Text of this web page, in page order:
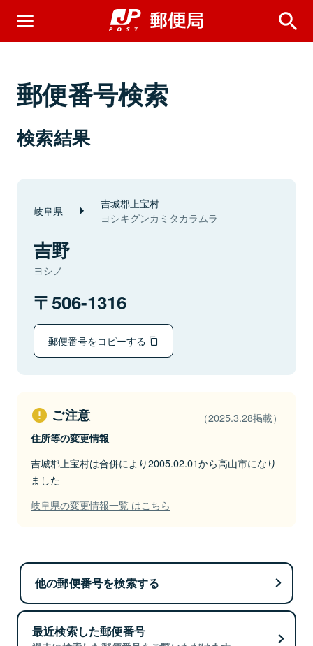
郵便番号検索
検索結果
岐阜県 吉城郡上宝村
ヨシキグンカミタカラムラ
吉野
ヨシノ
506-1316
郵便番号をコピーする
ご注意 （2025.3.28掲載）
住所等の変更情報
吉城郡上宝村は合併により2005.02.01から高山市になり
ました
岐阜県の変更情報一覧 はこちら
他の郵便番号を検索する
最近検索した郵便番号